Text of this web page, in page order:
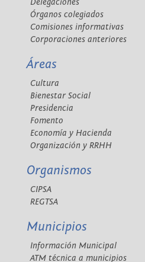
Órganos colegiados
Comisiones informativas
Corporaciones anteriores
Áreas
Cultura
Bienestar Social
Presidencia
Fomento
Economía y Hacienda
Organización y RRHH
Organismos
CIPSA
REGTSA
Municipios
Información Municipal
ATM técnica a municipios